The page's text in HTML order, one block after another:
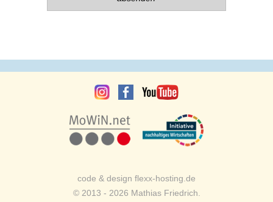
code & design flexx-hosting.de
© 2013 - 2026 Mathias Friedrich.